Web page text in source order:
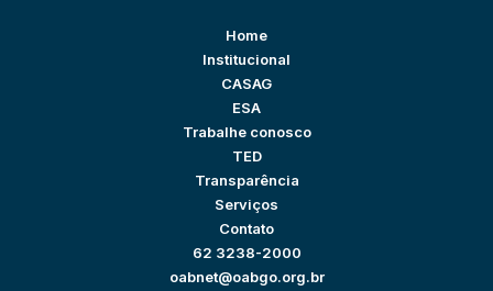
Home
Institucional
CASAG
ESA
Trabalhe conosco
TED
Transparência
Serviços
Contato
62 3238-2000
oabnet@oabgo.org.br